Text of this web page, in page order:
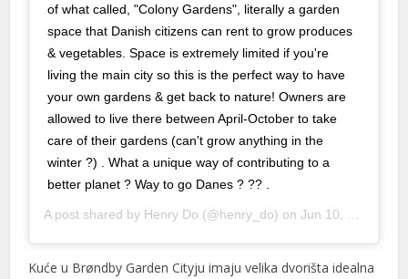
of what called, "Colony Gardens", literally a garden
space that Danish citizens can rent to grow produces
& vegetables. Space is extremely limited if you're
living the main city so this is the perfect way to have
your own gardens & get back to nature! Owners are
allowed to live there between April-October to take
care of their gardens (can't grow anything in the
winter ?) . What a unique way of contributing to a
better planet ? Way to go Danes ? ?? .
A post shared by Henry Do (@henry_do) onJun 10, 2019 at 9:01am PDT
Kuće u Brøndby Garden Cityju imaju velika dvorišta idealna